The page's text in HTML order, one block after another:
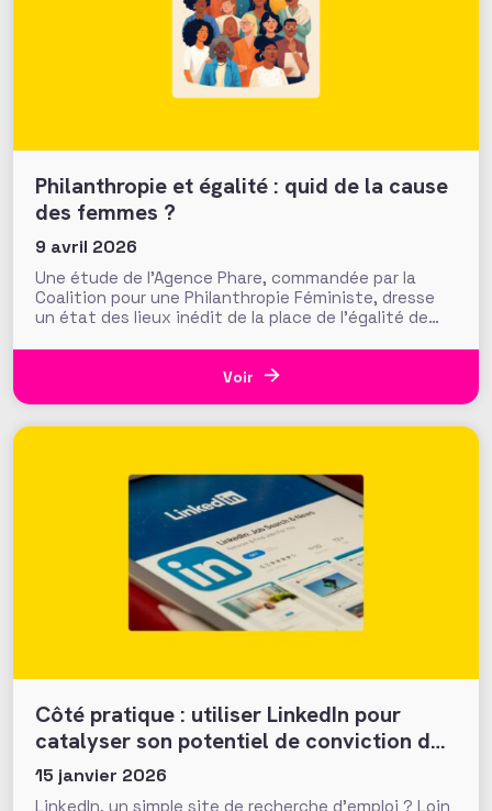
Philanthropie et égalité : quid de la cause
des femmes ?
9 avril 2026
Une étude de l’Agence Phare, commandée par la
Coalition pour une Philanthropie Féministe, dresse
un état des lieux inédit de la place de l’égalité de
24 mars dernier lors d’une journée d’échanges à la
Fondation de France, les résultats invitent à
Voir
Côté pratique : utiliser LinkedIn pour
catalyser son potentiel de conviction des
donateurs
15 janvier 2026
LinkedIn, un simple site de recherche d’emploi ? Loin